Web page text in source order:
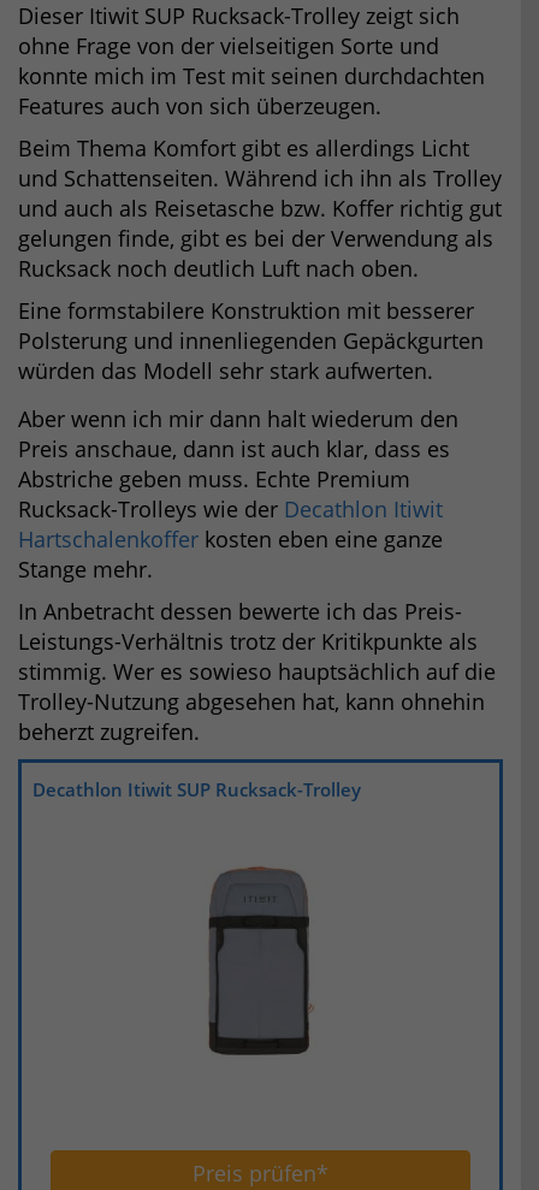
Dieser Itiwit SUP Rucksack-Trolley zeigt sich
ohne Frage von der vielseitigen Sorte und
konnte mich im Test mit seinen durchdachten
Features auch von sich überzeugen.
Beim Thema Komfort gibt es allerdings Licht
und Schattenseiten. Während ich ihn als Trolley
und auch als Reisetasche bzw. Koffer richtig gut
gelungen finde, gibt es bei der Verwendung als
Rucksack noch deutlich Luft nach oben.
Eine formstabilere Konstruktion mit besserer
Polsterung und innenliegenden Gepäckgurten
würden das Modell sehr stark aufwerten.
Aber wenn ich mir dann halt wiederum den
Preis anschaue, dann ist auch klar, dass es
Abstriche geben muss. Echte Premium
Rucksack-Trolleys wie der Decathlon Itiwit
Hartschalenkoffer kosten eben eine ganze
Stange mehr.
In Anbetracht dessen bewerte ich das Preis-
Leistungs-Verhältnis trotz der Kritikpunkte als
stimmig. Wer es sowieso hauptsächlich auf die
Trolley-Nutzung abgesehen hat, kann ohnehin
beherzt zugreifen.
Decathlon Itiwit SUP Rucksack-Trolley
Preis prüfen*